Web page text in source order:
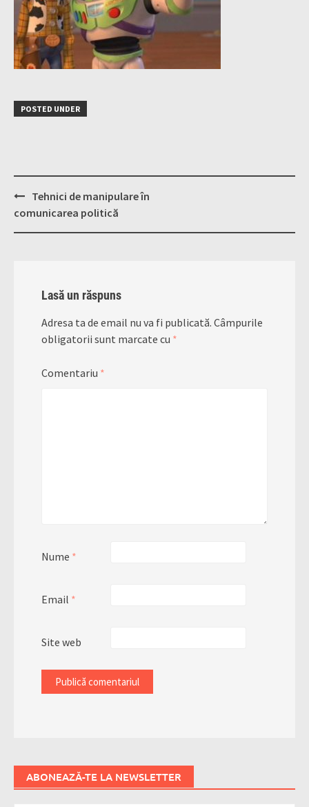
POSTED UNDER
Post
navigation
Tehnici de manipulare în
comunicarea politică
Lasă un răspuns
Adresa ta de email nu va fi publicată. Câmpurile
obligatorii sunt marcate cu *
Comentariu *
Nume *
Email *
Site web
ABONEAZĂ-TE LA NEWSLETTER